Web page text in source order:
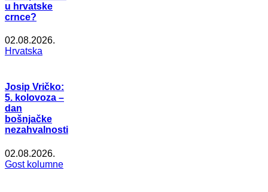
u hrvatske
crnce?
02.08.2026.
Hrvatska
Josip Vričko:
5. kolovoza –
dan
bošnjačke
nezahvalnosti
02.08.2026.
Gost kolumne